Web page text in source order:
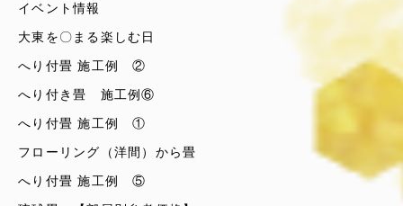
イベント情報
大東を〇まる楽しむ日
へり付畳 施工例 ②
へり付き畳 施工例⑥
へり付畳 施工例 ①
フローリング（洋間）から畳
へり付畳 施工例 ⑤